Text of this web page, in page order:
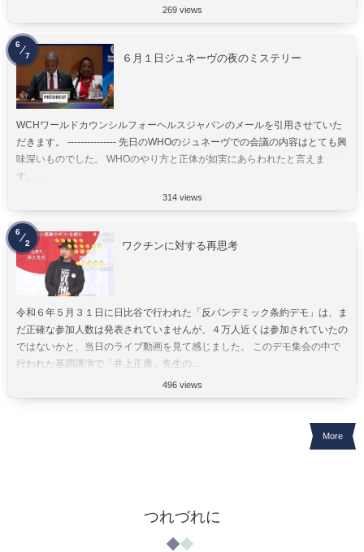
269 views
６月１日ジュネーヴの夜のミステリー
WCHワールドカウンシルフォーヘルスジャパンのメールを引用させていた
だきます。 --------------- 先日のWHOのジュネーヴでの会議の内容はとても興
味深いものでした。 WHOのやり方と正体が如実にあらわれたと言えま
す。...
314 views
6
7
ワクチンに対する再思考
令和６年５月３１日に日比谷で行われた「反パンデミック条約デモ」は、ま
だ正確な参加人数は発表されていませんが、４万人近くは参加されていたの
ではないかと、当日のライブ動画を見て感じました。 このデモ集会の中で
行われた基調講演で「井上正康」先生の...
496 views
6
2
More
つれづれに